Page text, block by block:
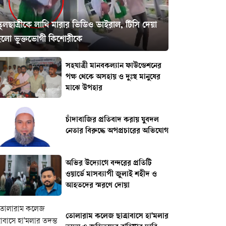
লাথি মারার ভিডিও ভাইরাল, টিসি দেয়া
ভুক্তভোগী কিশোরীকে
সহযাত্রী মানবকল্যান ফাউন্ডেশনের
পক্ষ থেকে অসহায় ও দুঃস্থ মানুষের
মাঝে উপহার
চাঁদাবাজির প্রতিবাদ করায় যুবদল
নেতার বিরুদ্ধে অপপ্রচারের অভিযোগ
অভির উদ্যোগে বন্দরের প্রতিটি
ওয়ার্ডে মাসব্যাপী জুলাই শহীদ ও
আহতদের স্মরণে দোয়া
তোলারাম কলেজ ছাত্রাবাসে হা'মলার